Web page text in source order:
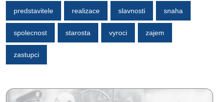
predstavitele realizace slavnosti snaha
spolecnost starosta vyroci zajem
zastupci